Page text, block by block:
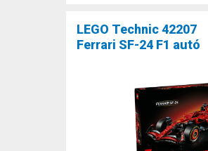
LEGO Technic 42207
Ferrari SF-24 F1 autó